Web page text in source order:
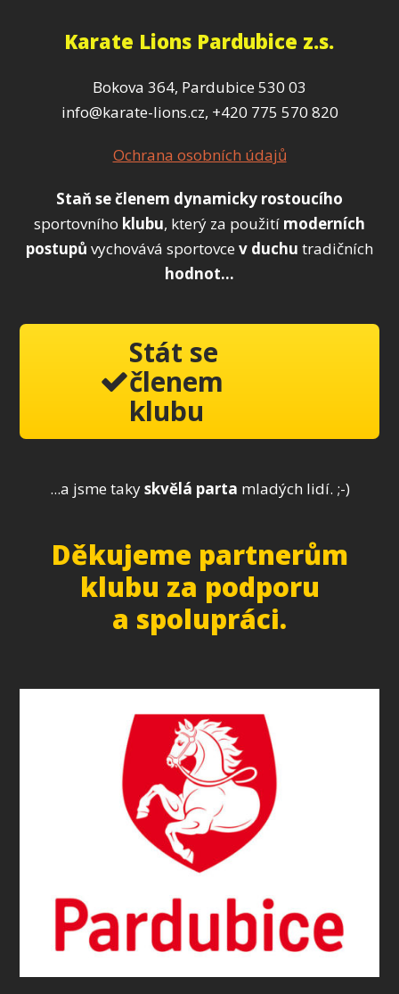
Karate Lions Pardubice z.s.
Bokova 364, Pardubice 530 03
info@karate-lions.cz, +420 775 570 820
Ochrana osobních údajů
Staň se členem dynamicky rostoucího
sportovního klubu, který za použití moderních
postupů vychovává sportovce v duchu tradičních
hodnot...
Stát se
členem
klubu
...a jsme takyskvělá parta mladých lidí. ;-)
Děkujeme partnerům
klubu za podporu
a spolupráci.